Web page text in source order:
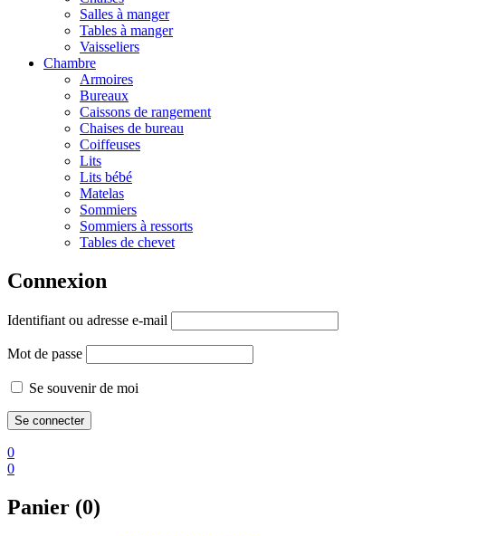
Salles à manger
Tables à manger
Vaisseliers
Chambre
Armoires
Bureaux
Caissons de rangement
Chaises de bureau
Coiffeuses
Lits
Lits bébé
Matelas
Sommiers
Sommiers à ressorts
Tables de chevet
Connexion
Identifiant ou adresse e-mail
Mot de passe
Se souvenir de moi
0
0
Panier (0)